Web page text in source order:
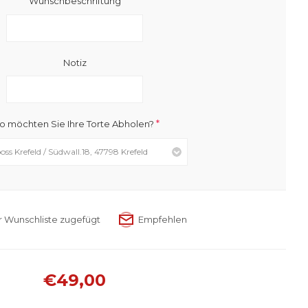
Notiz
möchten Sie Ihre Torte Abholen? *
€49,00